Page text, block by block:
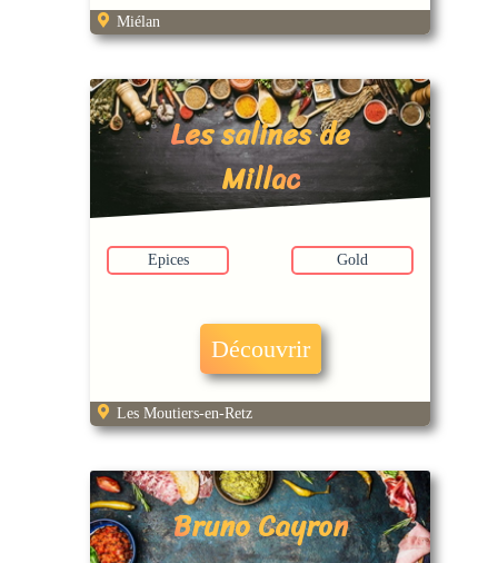
Miélan
Les salines de
Millac
Epices Gold
Découvrir
Les Moutiers-en-Retz
Bruno Cayron